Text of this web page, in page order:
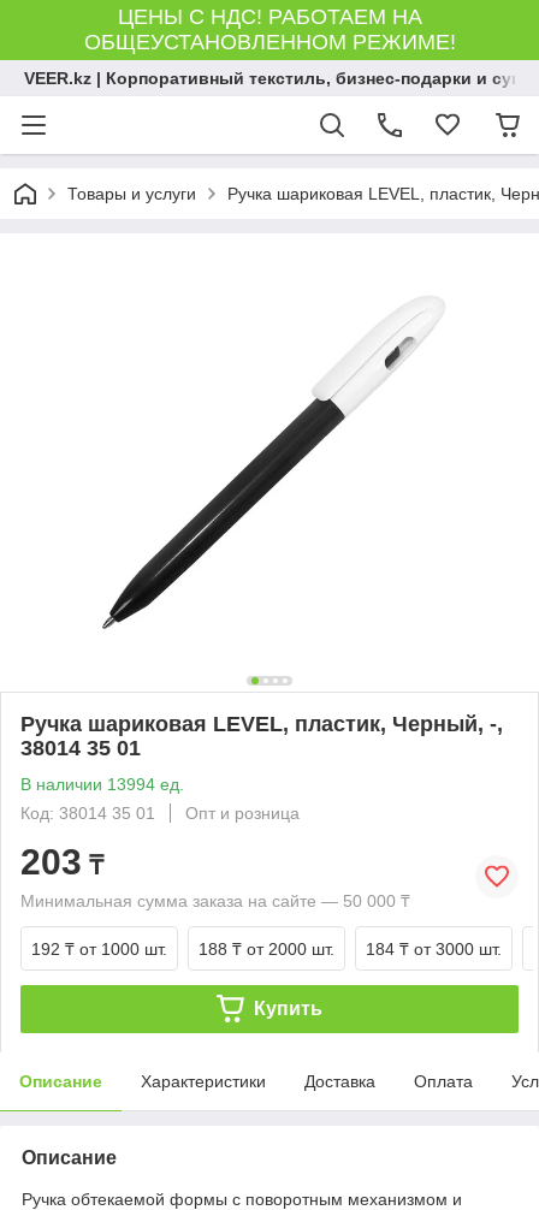
ЦЕНЫ С НДС! РАБОТАЕМ НА
ОБЩЕУСТАНОВЛЕННОМ РЕЖИМЕ!
VEER.kz | Корпоративный текстиль, бизнес-подарки и
Товары и услуги Ручка шариковая LEVEL, пластик,
Ручка шариковая LEVEL, пластик, Черный, -,
38014 35 01
В наличии 13994 ед.
Код: 38014 35 01
Опт и розница
203 ₸
Минимальная сумма заказа на сайте — 50 000 ₸
192 ₸ от 1000 шт. 188 ₸ от 2000 шт. 184 ₸ от 3000 шт.
Купить
Описание Характеристики Доставка Оплата
Описание
Ручка обтекаемой формы с поворотным механизмом и